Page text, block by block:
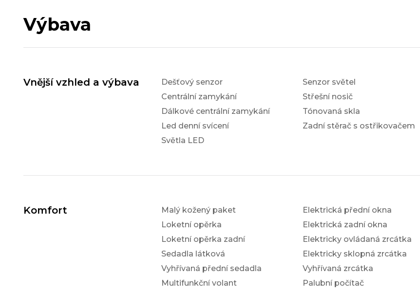
Výbava
Vnější vzhled a výbava
Dešťový senzor
Centrální zamykání
Dálkové centrální zamykání
Led denní svícení
Světla LED
Senzor světel
Střešní nosič
Tónovaná skla
Zadní stěrač s ostřikovačem
Komfort
Malý kožený paket
Loketní opěrka
Loketní opěrka zadní
Sedadla látková
Vyhřívaná přední sedadla
Multifunkční volant
Elektrická přední okna
Elektrická zadní okna
Elektricky ovládaná zrcátka
Elektricky sklopná zrcátka
Vyhřívaná zrcátka
Palubní počítač